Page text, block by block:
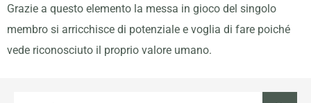
Grazie a questo elemento la messa in gioco del singolo
membro si arricchisce di potenziale e voglia di fare poiché
vede riconosciuto il proprio valore umano.